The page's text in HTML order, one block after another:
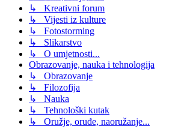
↳ Kreativni forum
↳ Vijesti iz kulture
↳ Fotostorming
↳ Slikarstvo
↳ O umjetnosti...
Obrazovanje, nauka i tehnologija
↳ Obrazovanje
↳ Filozofija
↳ Nauka
↳ Tehnološki kutak
↳ Oružje, oruđe, naoružanje...